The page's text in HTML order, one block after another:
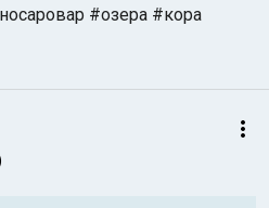
#озера #кора